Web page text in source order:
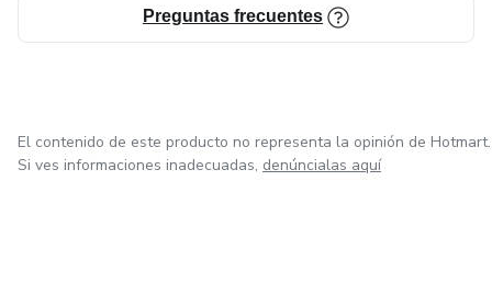
Preguntas frecuentes
El contenido de este producto no representa la opinión de Hotmart.
Si ves informaciones inadecuadas, denúncialas aquí